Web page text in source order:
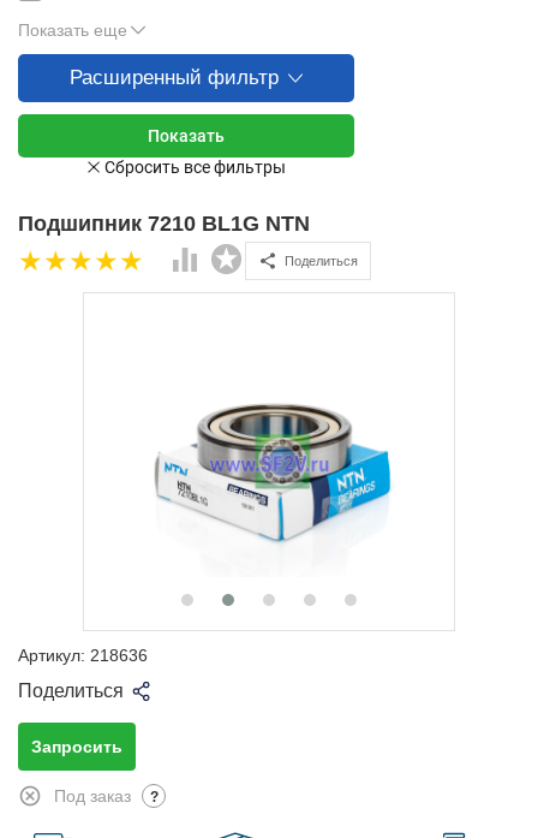
Показать еще
Расширенный фильтр
Подшипник 7210 BL1G NTN
Поделиться
Артикул: 218636
Поделиться
Запросить
Под заказ ?